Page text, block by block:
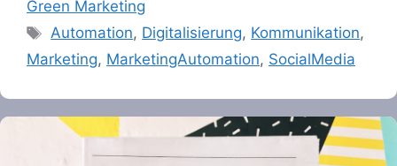
Green Marketing
Tags
Automation, Digitalisierung, Kommunikation,
Marketing, MarketingAutomation, SocialMedia